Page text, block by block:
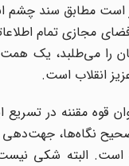
است مطابق سند چشم
مجازی تمام
می‌طلبد، یک همت
انقلاب است.‏
قوه مقننه در
نگاه‌ها،
است. البته شکی